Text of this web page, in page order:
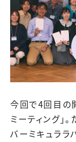
今回で4回目の
ミーティング」
バーミキュララ